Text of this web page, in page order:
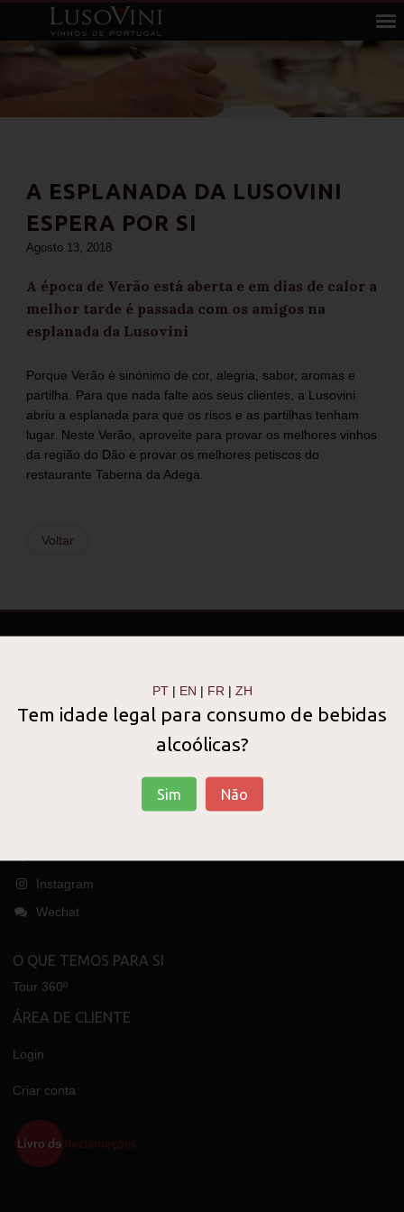
A ESPLANADA DA LUSOVINI
ESPERA POR SI
Agosto 13, 2018
A época de Verão está aberta e em dias de calor a
melhor tarde é passada com os amigos na
esplanada da Lusovini
Porque Verão é sinónimo de cor, alegria, sabor, aromas e
partilha. Para que nada falte aos seus clientes, a Lusovini
abriu a esplanada para que os risos e as partilhas tenham
lugar. Neste Verão, aproveite para provar os melhores vinhos
da região do Dão e provar os melhores petiscos do
restaurante Taberna da Adega.
Voltar
ABERTO DIARIAMENTE
Instagram
Wechat
O QUE TEMOS PARA SI
Tour 360º
ÁREA DE CLIENTE
Login
Criar conta
PT| EN | FR | ZH
Tem idade legal para consumo de bebidas
alcoólicas?
Sim Não